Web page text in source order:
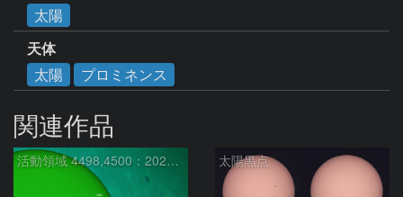
太陽
天体
太陽
プロミネンス
関連作品
活動領域 4498,4500：2026/08/08 太陽黒点